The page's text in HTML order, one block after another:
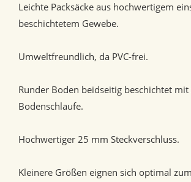
Leichte Packsäcke aus hochwertigem
beschichtetem Gewebe.
Umweltfreundlich, da PVC-frei.
Runder Boden beidseitig beschichtet
Bodenschlaufe.
Hochwertiger 25 mm Steckverschluss.
Kleinere Größen eignen sich optimal